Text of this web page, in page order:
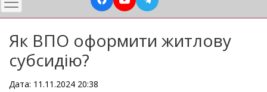
Як ВПО оформити житлову
субсидію?
Дата: 11.11.2024 20:38